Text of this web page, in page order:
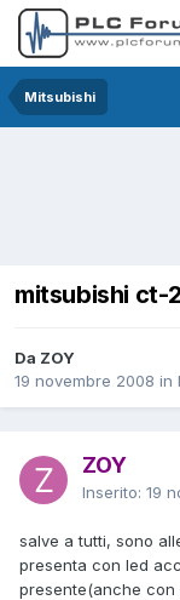
Mitsubishi
mitsubishi ct-
Da ZOY
19 novembre 2008 in
ZOY
Inserito: 19
salve a tutti, sono
presenta con led
presente(anche con